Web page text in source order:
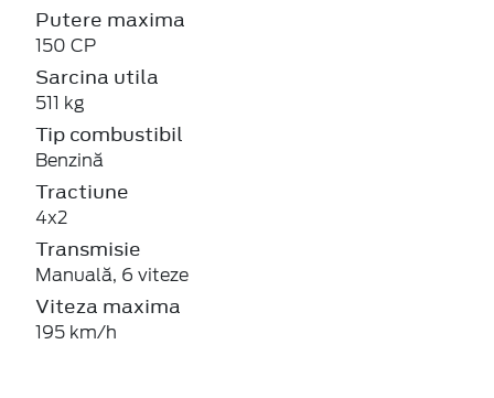
Putere maxima
150 CP
Sarcina utila
511 kg
Tip combustibil
Benzină
Tractiune
4x2
Transmisie
Manuală, 6 viteze
Viteza maxima
195 km/h